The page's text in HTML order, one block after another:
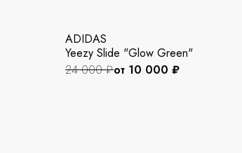
ADIDAS
Yeezy Slide "Glow Green"
24 000 ₽от 10 000 ₽